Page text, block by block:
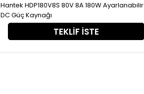
TEKLIF İSTE
Hantek HDP180V8S 80V 8A 180W Ayarlanabilir
DC Güç Kaynağı